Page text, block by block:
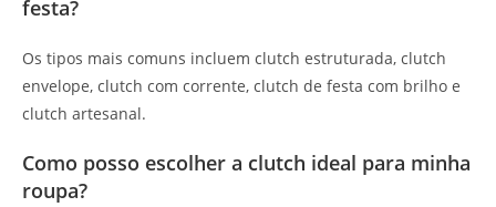
festa?
Os tipos mais comuns incluem clutch estruturada, clutch
envelope, clutch com corrente, clutch de festa com brilho e
clutch artesanal.
Como posso escolher a clutch ideal para minha
roupa?